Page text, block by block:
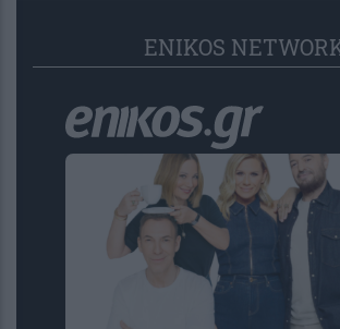
ENIKOS